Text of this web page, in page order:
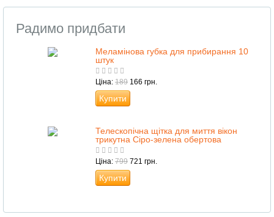
Радимо придбати
Меламінова губка для прибирання 10
штук
Ціна: 189 166 грн.
Купити
Телескопічна щітка для миття вікон
трикутна Сіро-зелена обертова
Ціна: 799 721 грн.
Купити